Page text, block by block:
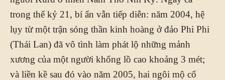
trong thế kỷ 21, bí ẩn vẫn tiếp diễn: năm 2004, hệ
lụy từ một trận sóng thần kinh hoàng ở đảo Phi Phi
(Thái Lan) đã vô tình làm phát lộ những mảnh
xương của một người khổng lồ cao khoảng 3 mét;
và liền kề sau đó vào năm 2005, hai ngôi mộ cổ